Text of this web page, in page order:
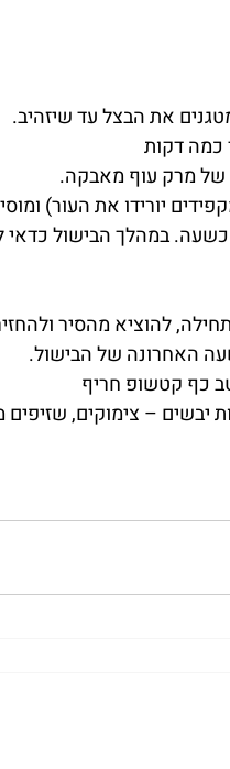
את הבצל עד שיזהיב.
כמה דקות
של מרק עוף מאבקה.
יורידו את העור)
במהלך הבישול כדאי
להוציא מהסיר
האחרונה של הבישול.
כף קטשופ חריף
יבשים – צימוקים,